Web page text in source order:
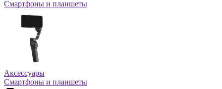
Смартфоны и планшеты
Аксессуары
Смартфоны и планшеты